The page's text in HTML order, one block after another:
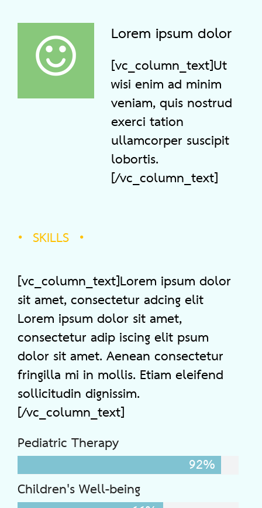
Lorem ipsum dolor
[vc_column_text]Ut
wisi enim ad minim
veniam, quis nostrud
exerci tation
ullamcorper suscipit
lobortis.
[/vc_column_text]
SKILLS
[vc_column_text]Lorem ipsum dolor
sit amet, consectetur adcing elit
Lorem ipsum dolor sit amet,
consectetur adip iscing elit psum
dolor sit amet. Aenean consectetur
fringilla mi in mollis. Etiam eleifend
sollicitudin dignissim.
[/vc_column_text]
Pediatric Therapy
98%
Children's Well-being